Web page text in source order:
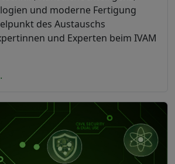
und moderne Fertigung
des Austauschs
und Experten beim IVAM